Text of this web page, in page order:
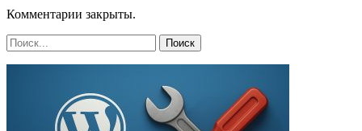
Комментарии закрыты.